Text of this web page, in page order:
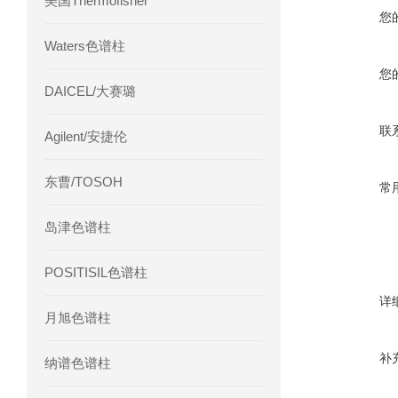
Waters色谱柱
DAICEL/大赛璐
Agilent/安捷伦
东曹/TOSOH
岛津色谱柱
POSITISIL色谱柱
月旭色谱柱
纳谱色谱柱
您
您
联
常
详
补